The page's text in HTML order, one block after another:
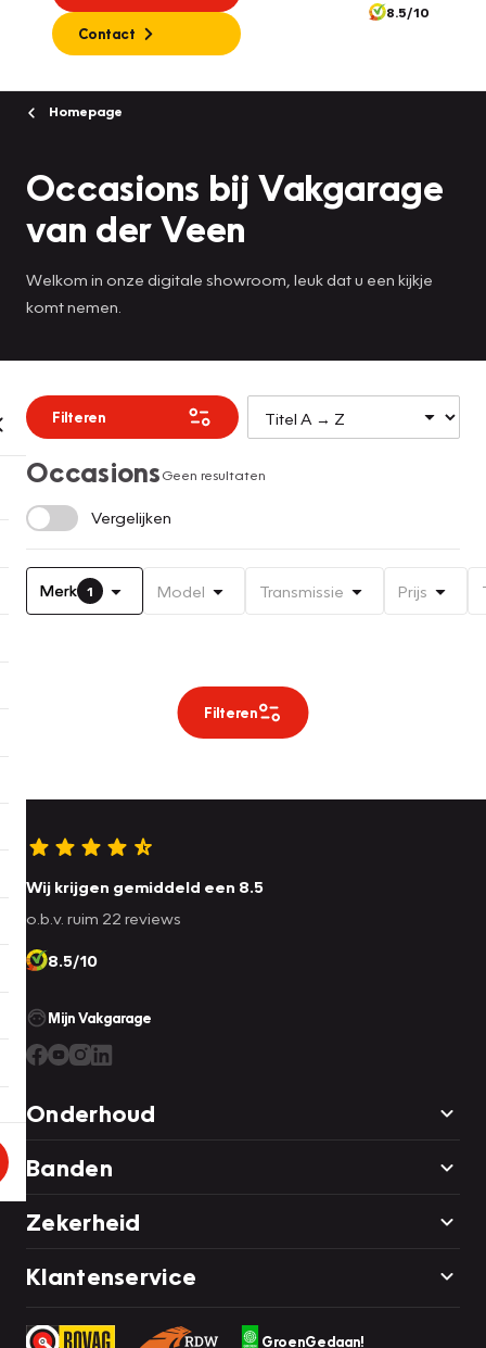
Contact
8.5/10
Homepage
Occasions bij Vakgarage
van der Veen
Welkom in onze digitale showroom, leuk dat u een kijkje
komt nemen.
Filteren
OccasionsGeen resultaten
Vergelijken
Merk 1 Model Transmissie Prijs
Filteren
Wij krijgen gemiddeld een 8.5
o.b.v. ruim 22 reviews
8.5/10
Mijn Vakgarage
Onderhoud
Banden
Zekerheid
Klantenservice
GroenGedaan!